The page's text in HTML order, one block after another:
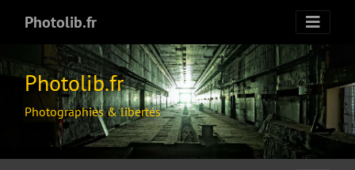
Photolib.fr
Photolib.fr
Photographies & libertés